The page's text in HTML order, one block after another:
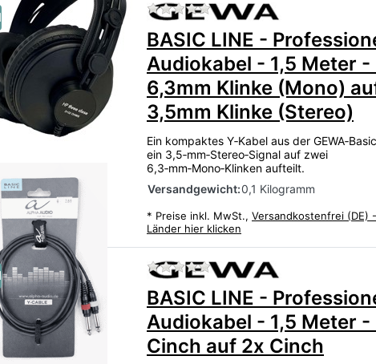
Zu diesem Produkt liegen
BASIC LINE -
Audiokabel - 1,5 Meter -
6,3mm Klinke (Mono)
3,5mm Klinke (Stereo)
Ein kompaktes Y‑Kabel aus der
ein 3,5‑mm‑Stereo‑Signal auf zwei
6,3‑mm‑Mono‑Klinken aufteilt.
Versandgewicht:0,1 Kilogramm
* Preise inkl. MwSt., Versandkostenfrei (DE)
Länder hier klicken
Zu diesem Produkt liegen
BASIC LINE -
Audiokabel - 1,5 Meter -
Cinch auf 2x Cinch